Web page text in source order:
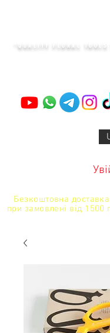
"QUALITY FLORAL TOOLS
Безкоштовна доставка
при замовлені від 1500